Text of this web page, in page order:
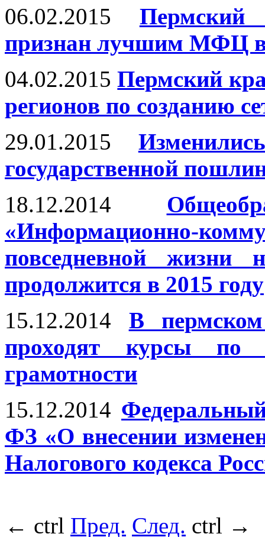
06.02.2015
признан лучшим МФЦ в
04.02.2015 Пермский
регионов по созданию
29.01.2015
государственной
18.12.2014
«Информационно-
повседневной жизни
продолжится в 2015 году
15.12.2014
В
проходят курсы по
грамотности
15.12.2014
ФЗ «О внесении
Налогового кодекса
← ctrl Пред. След. ctrl →